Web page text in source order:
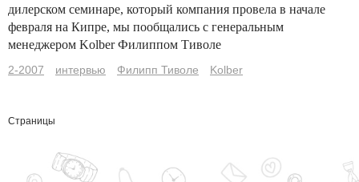
дилерском семинаре, который компания провела в начале
февраля на Кипре, мы пообщались с генеральным
менеджером Kolber Филиппом Тиволе
2-2007 интервью Филипп Тиволе Kolber
Страницы